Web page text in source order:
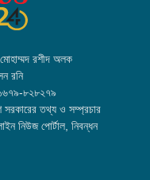
রশীদ অলক
রনি
৮২৮২৭৯
সরকারের তথ্য ও সম্প্রচার
নিউজ পোর্টাল, নিবন্ধন